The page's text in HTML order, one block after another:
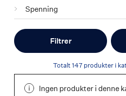
Spenning
Filtrer
Totalt 147 produkter i
Ingen produkter i denne